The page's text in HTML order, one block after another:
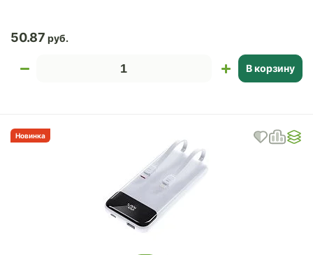
50.87
В корзину
Новинка